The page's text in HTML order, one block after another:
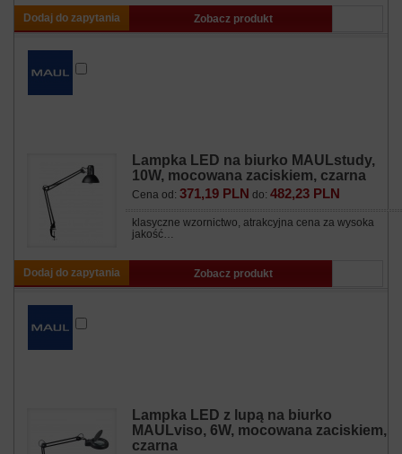
Dodaj do zapytania Zobacz produkt
Lampka LED na biurko MAULstudy,
10W, mocowana zaciskiem, czarna
Cena od: 371,19 PLN do: 482,23 PLN
klasyczne wzornictwo, atrakcyjna cena za wysoka
jakość…
Dodaj do zapytania Zobacz produkt
Lampka LED z lupą na biurko
MAULviso, 6W, mocowana zaciskiem,
czarna